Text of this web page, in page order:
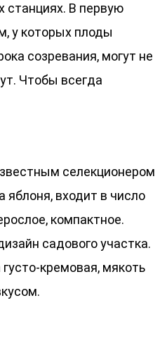
станциях. В первую
у которых плоды
созревания, могут не
Чтобы всегда
селекционером
яблоня, входит в число
компактное.
садового участка.
кремовая, мякоть